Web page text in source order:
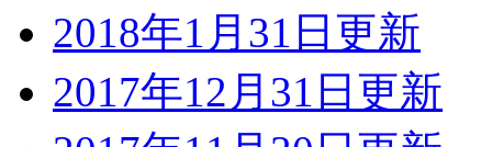
2018年1月31日更新
2017年12月31日更新